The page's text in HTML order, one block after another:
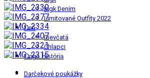
Ingk Denim
Limitované Outfity 2022
Deti
Dievčatá
Chlapci
Origo História
Darčekové poukážky